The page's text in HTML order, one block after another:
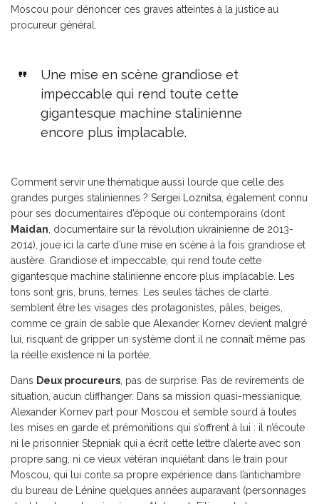
Moscou pour dénoncer ces graves atteintes à la justice au
procureur général.
Une mise en scène grandiose et
impeccable qui rend toute cette
gigantesque machine stalinienne
encore plus implacable.
Comment servir une thématique aussi lourde que celle des
grandes purges staliniennes ? Sergei Loznitsa , également connu
pour ses documentaires d’époque ou contemporains (dont
Maidan , documentaire sur la révolution ukrainienne de 2013-
2014), joue ici la carte d’une mise en scène à la fois grandiose et
austère. Grandiose et impeccable, qui rend toute cette
gigantesque machine stalinienne encore plus implacable. Les
tons sont gris, bruns, ternes. Les seules tâches de clarté
semblent être les visages des protagonistes, pâles, beiges,
comme ce grain de sable que Alexander Kornev devient malgré
lui, risquant de gripper un système dont il ne connaît même pas
la réelle existence ni la portée.
Dans Deux procureurs , pas de surprise. Pas de revirements de
situation, aucun cliffhanger. Dans sa mission quasi-messianique,
Alexander Kornev part pour Moscou et semble sourd à toutes
les mises en garde et prémonitions qui s’offrent à lui : il n’écoute
ni le prisonnier Stepniak qui a écrit cette lettre d’alerte avec son
propre sang, ni ce vieux vétéran inquiétant dans le train pour
Moscou, qui lui conte sa propre expérience dans l’antichambre
du bureau de Lénine quelques années auparavant (personnages